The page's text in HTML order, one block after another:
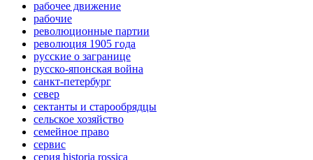
рабочее движение
рабочие
революционные партии
революция 1905 года
русские о загранице
русско-японская война
санкт-петербург
север
сектанты и старообрядцы
сельское хозяйство
семейное право
сервис
серия historia rossica